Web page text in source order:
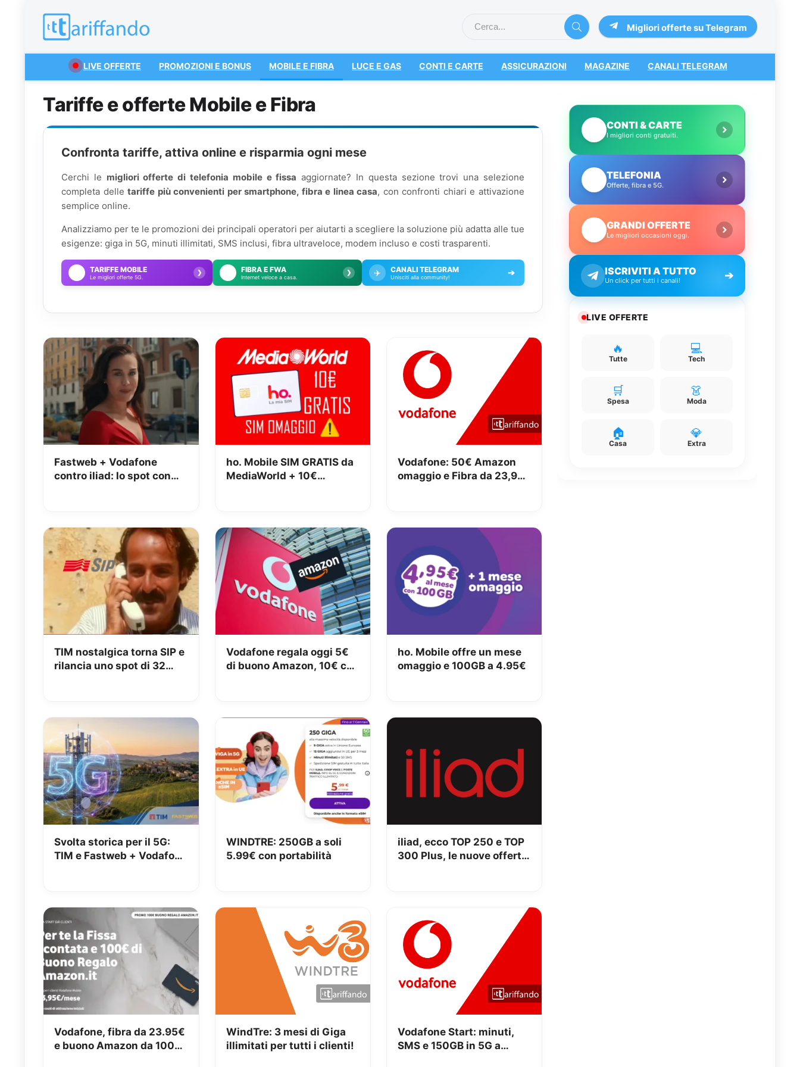
Migliori offerte su Telegram
LIVE OFFERTE PROMOZIONI E BONUS MOBILE E FIBRA LUCE E GAS CONTI E CARTE ASSICURAZIONI MAGAZINE CANALI TELEGRAM
Tariffe e offerte Mobile e Fibra
Confronta tariffe, attiva online e risparmia ogni mese
Cerchi le migliori offerte di telefonia mobile e fissa aggiornate? In questa sezione trovi una selezione
completa delletariffe più convenienti per smartphone, fibra e linea casa, con confronti chiari e attivazione
semplice online.
Analizziamo per te le promozioni dei principali operatori per aiutarti a scegliere la soluzione più adatta alle tue
esigenze: giga in 5G, minuti illimitati, SMS inclusi, fibra ultraveloce, modem incluso e costi trasparenti.
TARIFFE MOBILE
Le migliori offerte 5G.
❯ FIBRA E FWA
Internet veloce a casa.
❯ ✈️ CANALI TELEGRAM
Unisciti alla community! ➔
Fastweb + Vodafone
contro iliad: lo spot con
ho. Mobile SIM GRATIS da
MediaWorld + 10€
Vodafone: 50€ Amazon
omaggio e Fibra da 23,95€
TIM nostalgica torna SIP e
rilancia uno spot di 32
Vodafone regala oggi 5€
di buono Amazon, 10€ con
ho. Mobile offre un mese
omaggio e 100GB a 4.95€
Svolta storica per il 5G:
TIM e Fastweb + Vodafone
WINDTRE: 250GB a soli
5.99€ con portabilità
iliad, ecco TOP 250 e TOP
300 Plus, le nuove offerte
Vodafone, fibra da 23.95€
e buono Amazon da 100€
WindTre: 3 mesi di Giga
illimitati per tutti i clienti!
Vodafone Start: minuti,
SMS e 150GB in 5G a
CONTI & CARTE
I migliori conti gratuiti.
TELEFONIA
Offerte, fibra e 5G.
GRANDI OFFERTE
Le migliori occasioni oggi.
ISCRIVITI A TUTTO
Un click per tutti i canali! ➔
LIVE OFFERTE
🔥
Tutte
💻
Tech
🛒
Spesa
👗
Moda
🏠
Casa
💎
Extra